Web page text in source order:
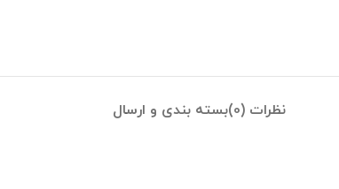
نظرات (0) بسته بندی و ارسال